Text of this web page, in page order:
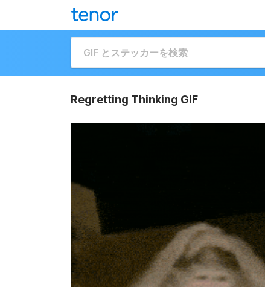
Regretting Thinking GIF